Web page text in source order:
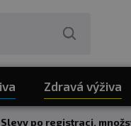
Zdravá výživa
Slevy po registraci,